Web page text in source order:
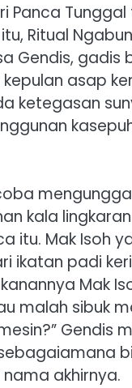
Panca
Ritual
Gendis,
asap
ketegasan
kala lingkaran
itu. Mak Isoh
ikatan padi
Mak
malah sibuk
Gendis
akhirnya.